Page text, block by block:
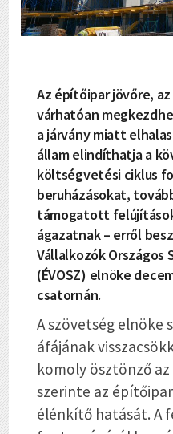
Az építőipar jövőre,
várhatóan
a járvány miatt
állam elindíthatja a
költségvetési ciklus
beruházásokat,
támogatott
ágazatnak – erről
Vállalkozók Országos
(ÉVOSZ) elnöke
csatornán.
A szövetség elnöke
áfájának
komoly ösztönző
szerinte az
élénkítő hatását. A